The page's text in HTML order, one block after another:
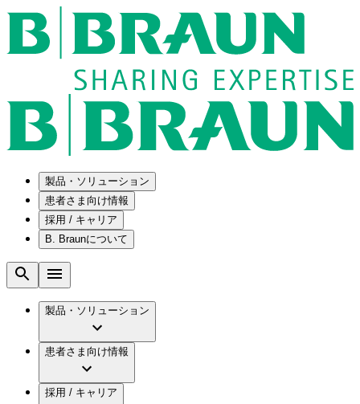
製品・ソリューション
ソリューション
メンテナンスプログラム
国内の修理サービスセンター
手術器具の管理、再生処理工程の業務改善
製品・診療領域
患者さま向け情報
腰椎椎間板ヘルニアについて
水頭症について
慢性創傷の治癒
アクトリーン ハイライト カテ
採用 / キャリア
ビー・ブラウンエースクラップ株式会社の
ビー・ブラウンエースクラップ株式会社の
会社概要
報
B. Braunについて
ビジョンとバリュー
ブランド
ついて
製品・ソリューション
患者さま向け情報
採用 / キャリア